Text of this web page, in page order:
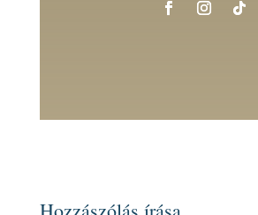
Hozzászólás írása